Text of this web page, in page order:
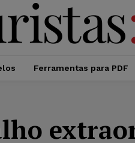
Ferramentas para PDF